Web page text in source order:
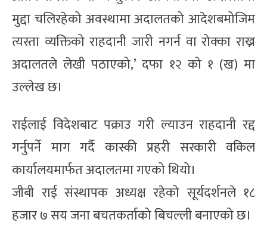
मुद्दा चलिरहेको अवस्थामा अदालतको आदेशबमोजिम
त्यस्ता व्यक्तिको राहदानी जारी नगर्न वा रोक्का राख्न
अदालतले लेखी पठाएको,’ दफा १२ को १ (ख) मा
उल्लेख छ।
राईलाई विदेशबाट पक्राउ गरी ल्याउन राहदानी रद्द
गर्नुपर्ने माग गर्दै कास्की प्रहरी सरकारी वकिल
कार्यालयमार्फत अदालतमा गएको थियो।
जीबी राई संस्थापक अध्यक्ष रहेको सूर्यदर्शनले १८
हजार ७ सय जना बचतकर्ताको बिचल्ली बनाएको छ।